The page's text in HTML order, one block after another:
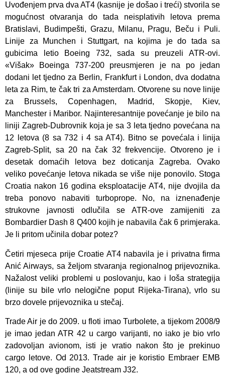
Uvođenjem prva dva AT4 (kasnije je došao i treći) stvorila se
mogućnost otvaranja do tada neisplativih letova prema
Bratislavi, Budimpešti, Grazu, Milanu, Pragu, Beču i Puli.
Linije za Munchen i Stuttgart, na kojima je do tada sa
gubicima letio Boeing 732, sada su preuzeli ATR-ovi.
«Višak» Boeinga 737-200 preusmjeren je na po jedan
dodani let tjedno za Berlin, Frankfurt i London, dva dodatna
leta za Rim, te čak tri za Amsterdam. Otvorene su nove linije
za Brussels, Copenhagen, Madrid, Skopje, Kiev,
Manchester i Maribor. Najinteresantnije povećanje je bilo na
liniji Zagreb-Dubrovnik koja je sa 3 leta tjedno povećana na
12 letova (8 sa 732 i 4 sa AT4). Bitno se povećala i linija
Zagreb-Split, sa 20 na čak 32 frekvencije. Otvoreno je i
desetak domaćih letova bez doticanja Zagreba. Ovako
veliko povećanje letova nikada se više nije ponovilo. Stoga
Croatia nakon 16 godina eksploatacije AT4, nije dvojila da
treba ponovo nabaviti turboprope. No, na iznenađenje
strukovne javnosti odlučila se ATR-ove zamijeniti za
Bombardier Dash 8 Q400 kojih je nabavila čak 6 primjeraka.
Je li pritom učinila dobar potez?
Četiri mjeseca prije Croatie AT4 nabavila je i privatna firma
Anić Airways, sa željom stvaranja regionalnog prijevoznika.
Nažalost veliki problemi u poslovanju, kao i loša strategija
(linije su bile vrlo nelogične poput Rijeka-Tirana), vrlo su
brzo dovele prijevoznika u stečaj.
Trade Air je do 2009. u floti imao Turbolete, a tijekom 2008/9
je imao jedan ATR 42 u cargo varijanti, no iako je bio vrlo
zadovoljan avionom, isti je vratio nakon što je prekinuo
cargo letove. Od 2013. Trade air je koristio Embraer EMB
120, a od ove godine Jeatstream J32.